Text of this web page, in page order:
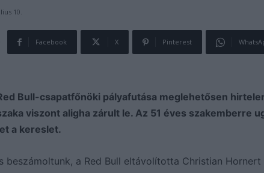
10.
Facebook X Pinterest
Bull-csapatfőnöki pályafutása meglehetősen
viszont aligha zárult le. Az 51 éves szakemberre
a kereslet.
beszámoltunk, a Red Bull eltávolította Christian Hornert